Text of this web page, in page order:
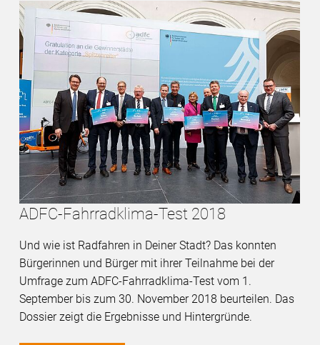
ADFC-Fahrradklima-Test 2018
Und wie ist Radfahren in Deiner Stadt? Das konnten
Bürgerinnen und Bürger mit ihrer Teilnahme bei der
Umfrage zum ADFC-Fahrradklima-Test vom 1.
September bis zum 30. November 2018 beurteilen. Das
Dossier zeigt die Ergebnisse und Hintergründe.